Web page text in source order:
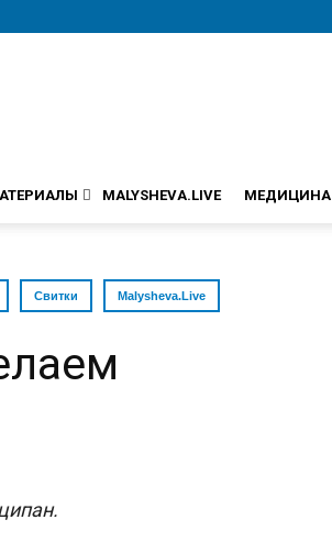
MALYSHEVA.LIVE МЕДИЦИНА
Свитки Malysheva.Live